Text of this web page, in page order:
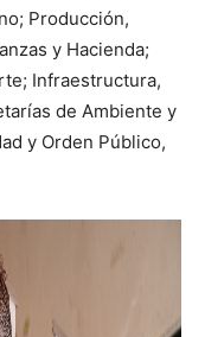
Producción,
y Hacienda;
Infraestructura,
de Ambiente y
y Orden Público,